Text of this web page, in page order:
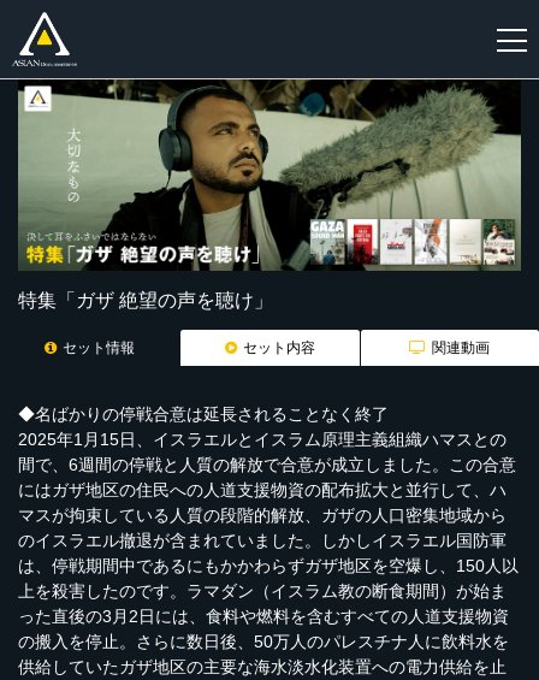
特集「ガザ 絶望の声を聴け」
セット情報 セット内容 関連動画
◆名ばかりの停戦合意は延長されることなく終了
2025年1月15日、イスラエルとイスラム原理主義組織ハマスとの
間で、6週間の停戦と人質の解放で合意が成立しました。この合意
にはガザ地区の住民への人道支援物資の配布拡大と並行して、ハ
マスが拘束している人質の段階的解放、ガザの人口密集地域から
のイスラエル撤退が含まれていました。しかしイスラエル国防軍
は、停戦期間中であるにもかかわらずガザ地区を空爆し、150人以
上を殺害したのです。ラマダン（イスラム教の断食期間）が始ま
った直後の3月2日には、食料や燃料を含むすべての人道支援物資
の搬入を停止。さらに数日後、50万人のパレスチナ人に飲料水を
供給していたガザ地区の主要な海水淡水化装置への電力供給を止